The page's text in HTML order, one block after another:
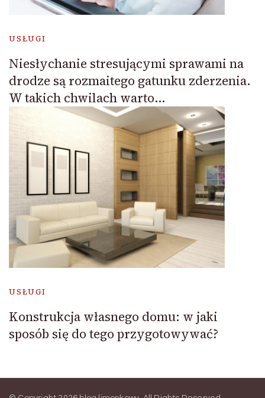
USŁUGI
Niesłychanie stresującymi sprawami na
drodze są rozmaitego gatunku zderzenia.
W takich chwilach warto…
USŁUGI
Konstrukcja własnego domu: w jaki
sposób się do tego przygotowywać?